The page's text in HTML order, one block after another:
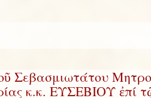
Σεβασμιωτάτου
κ.κ. ΕΥΣΕΒΙΟΥ ἐπί